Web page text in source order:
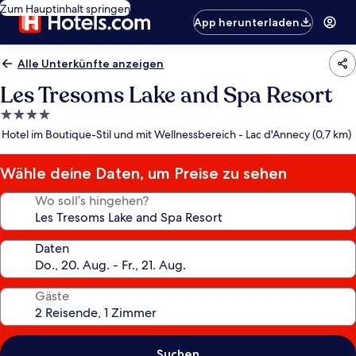
Zum Hauptinhalt springen
App herunterladen
Alle Unterkünfte anzeigen
Les Tresoms Lake and Spa Resort
4.0-
Sterne-
Hotel im Boutique-Stil und mit Wellnessbereich - Lac d'Annecy (0,7 km)
Wähle deine Daten, um Preise zu sehen
Wo soll’s hingehen?
Daten
Gäste